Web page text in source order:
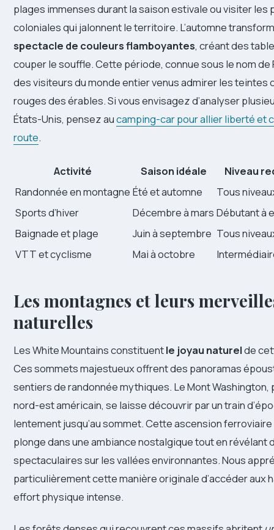
plages immenses durant la saison estivale ou visiter les
coloniales qui jalonnent le territoire. L’automne
spectacle de couleurs flamboyantes, créant des
couper le souffle. Cette période, connue sous le nom de
des visiteurs du monde entier venus admirer les teintes
rouges des érables. Si vous envisagez d’analyser
États-Unis, pensez aucamping-car pour allier liberté et
route.
Activité Saison idéale
Niveau
Randonnée en montagne Été et automne
Tous
Sports d’hiver
Décembre à mars Débutant à
Baignade et plage
Juin à septembre Tous
VTT et cyclisme
Mai à octobre
Les montagnes et leurs
naturelles
Les White Mountains constituentle joyau naturelde
Ces sommets majestueux offrent des panoramas
sentiers de randonnée mythiques. Le Mont Washington,
nord-est américain, se laisse découvrir par un train
lentement jusqu’au sommet. Cette ascension
plonge dans une ambiance nostalgique tout en révélant
spectaculaires sur les vallées environnantes. Nous
particulièrement cette manière originale d’accéder aux
effort physique intense.